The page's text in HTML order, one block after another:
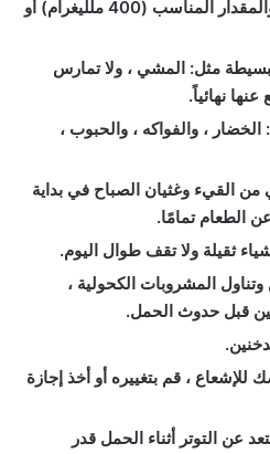
الثلث الأول من الحمل ، والمقدار المناسب (400 ملليغرام) أو
مثل: المشي ، ولا تمارس
نهائياً.
، والفواكه ، والحبوب ،
من القيء وغثيان الصباح في بداية
الطعام تمامًا.
ثقيلة ولا تقف طوال اليوم.
وتناول المشروبات الكحولية ،
قبل حدوث الحمل.
، قم بتغييره أو أخذ إجازة
عن التوتر أثناء الحمل قدر